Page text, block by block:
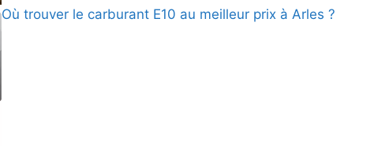
Où trouver le carburant E10 au meilleur prix à Arles ?